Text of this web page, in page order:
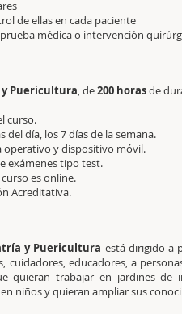
de ellas en cada paciente
médica o intervención
Puericultura, de200 horasde
curso.
del día, los 7 días de la semana.
operativo y dispositivo móvil.
exámenes tipo test.
es online.
Acreditativa.
y Puericultura está dirigido a
cuidadores, educadores, a
quieran trabajar en jardines de
niños y quieran ampliar sus